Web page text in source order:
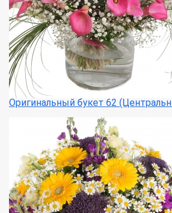
Оригинальный букет 62